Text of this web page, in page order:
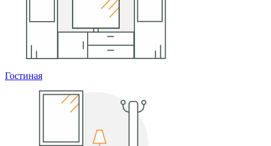
Гостиная